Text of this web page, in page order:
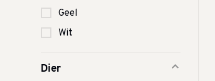
Geel
Wit
Dier